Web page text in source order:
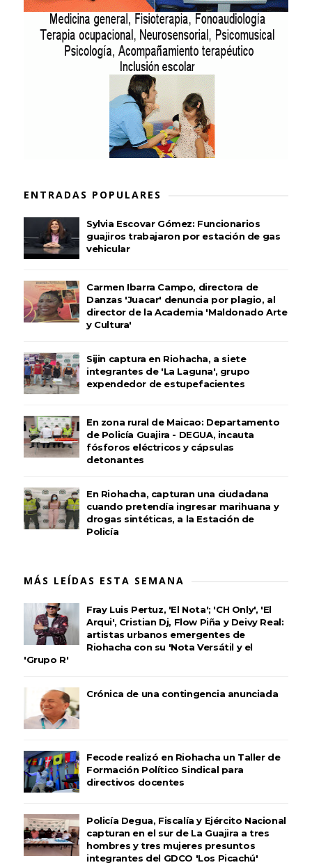
ENTRADAS POPULARES
Sylvia Escovar Gómez: Funcionarios
guajiros trabajaron por estación de gas
vehicular
Carmen Ibarra Campo, directora de
Danzas 'Juacar' denuncia por plagio, al
director de la Academia 'Maldonado Arte
y Cultura'
Sijin captura en Riohacha, a siete
integrantes de 'La Laguna', grupo
expendedor de estupefacientes
En zona rural de Maicao: Departamento
de Policía Guajira - DEGUA, incauta
fósforos eléctricos y cápsulas
detonantes
En Riohacha, capturan una ciudadana
cuando pretendía ingresar marihuana y
drogas sintéticas, a la Estación de
Policía
MÁS LEÍDAS ESTA SEMANA
Fray Luis Pertuz, 'El Nota'; 'CH Only', 'El
Arqui', Cristian Dj, Flow Piña y Deivy Real:
artistas urbanos emergentes de
Riohacha con su 'Nota Versátil y el
'Grupo R'
Crónica de una contingencia anunciada
Fecode realizó en Riohacha un Taller de
Formación Político Sindical para
directivos docentes
Policía Degua, Fiscalía y Ejército Nacional
capturan en el sur de La Guajira a tres
hombres y tres mujeres presuntos
integrantes del GDCO 'Los Picachú'